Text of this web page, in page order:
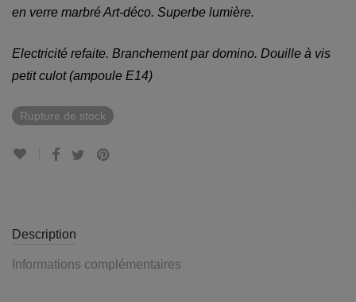
en verre marbré Art-déco. Superbe lumière.
Electricité refaite. Branchement par domino. Douille à vis
petit culot (ampoule E14)
Rupture de stock
Description
Informations complémentaires